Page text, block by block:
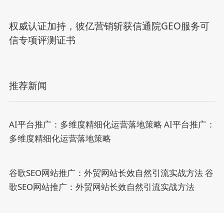
权威认证加持，彼亿营销斩获信通院GEO服务可
信专项评测证书
推荐新闻
AI平台推广：多维度精细化运营落地策略 AI平台推广：
多维度精细化运营落地策略
谷歌SEO网站推广：外贸网站长效自然引流实战方法谷
歌SEO网站推广：外贸网站长效自然引流实战方法